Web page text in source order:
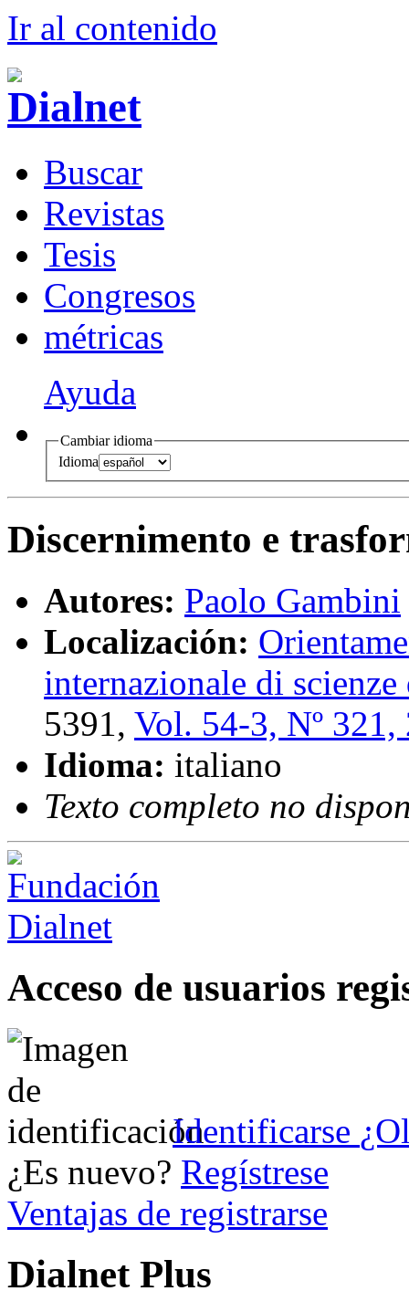
Ir al contenido
Buscar
Revistas
Tesis
Congresos
métricas
Ayuda
Cambiar idioma
Idioma
Discernimento e
Autores: Paolo Gambini
Localización:
internazionale di
5391, Vol. 54-3, Nº 321,
Idioma: italiano
Texto completo no
Acceso de usuarios
Identificarse
¿Es nuevo? Regístrese
Ventajas de registrarse
Dialnet Plus